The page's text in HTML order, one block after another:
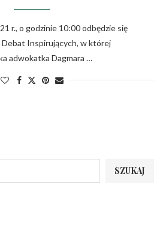
r., o godzinie 10:00 odbędzie się
Inspirujących, w której
adwokatka Dagmara …
SZUKAJ